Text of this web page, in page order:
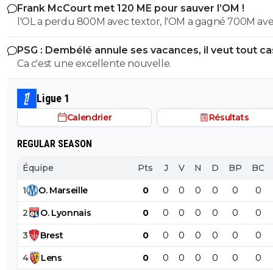
Frank McCourt met 120 ME pour sauver l’OM !
l'OL a perdu 800M avec textor, l'OM a gagné 700M
court , et ils sont dans la même merde financiere...
PSG : Dembélé annule ses vacances, il veut tout
Ca c'est une excellente nouvelle.
Ligue 1
Calendrier Résultats
REGULAR SEASON
Équipe Pts J V N D BP BC
1 O. Marseille 0 0 0 0 0 0 0
2 O. Lyonnais 0 0 0 0 0 0 0
3 Brest 0 0 0 0 0 0 0
4 Lens 0 0 0 0 0 0 0